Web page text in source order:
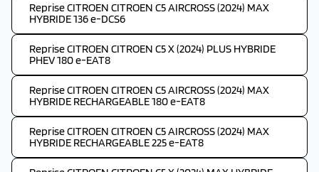
Reprise CITROEN CITROEN C5 AIRCROSS (2024) MAX
HYBRIDE 136 e-DCS6
Reprise CITROEN CITROEN C5 X (2024) PLUS HYBRIDE
PHEV 180 e-EAT8
Reprise CITROEN CITROEN C5 AIRCROSS (2024) MAX
HYBRIDE RECHARGEABLE 180 e-EAT8
Reprise CITROEN CITROEN C5 AIRCROSS (2024) MAX
HYBRIDE RECHARGEABLE 225 e-EAT8